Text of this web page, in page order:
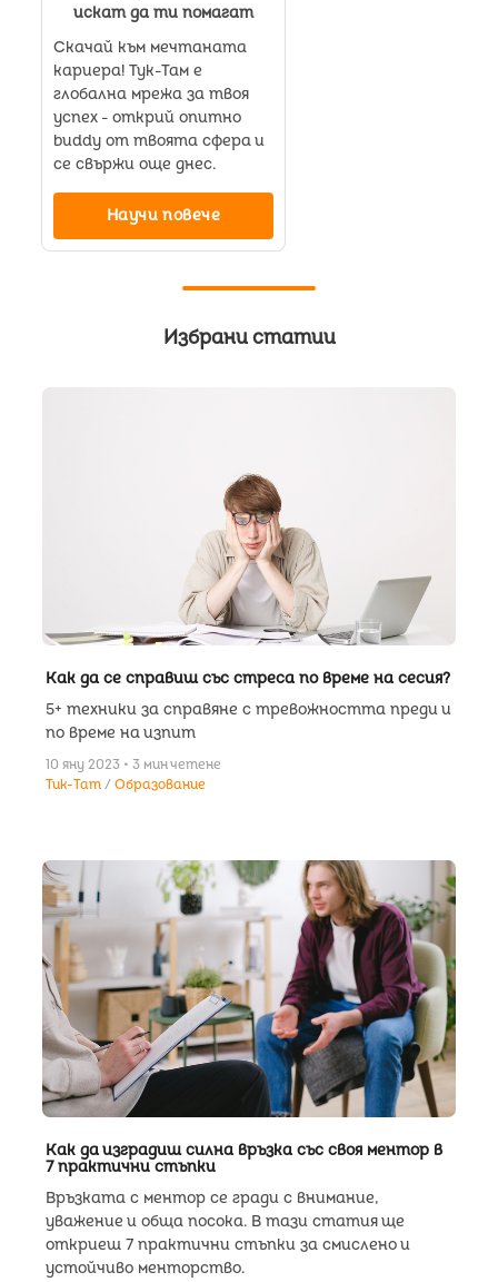
искат да ти помагат
Скачай към мечтаната
кариера! Тук-Там е
глобална мрежа за твоя
успех - открий опитно
buddy от твоята сфера и
се свържи още днес.
Научи повече
Избрани статии
Как да се справиш със стреса по време на сесия?
5+ техники за справяне с тревожността преди и
по време на изпит
10 яну 2023 • 3 мин четене
Tuk-Tam
Образование
Как да изградиш силна връзка със своя ментор в
7 практични стъпки
Връзката с ментор се гради с внимание,
уважение и обща посока. В тази статия ще
откриеш 7 практични стъпки за смислено и
устойчиво менторство.